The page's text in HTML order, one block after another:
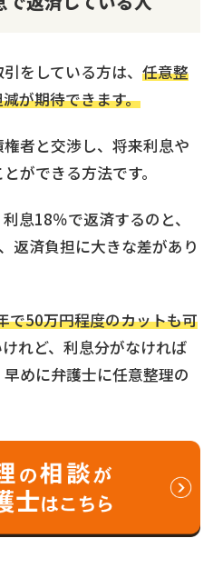
をしている方は、 任意整
が期待できます。
者と交渉し、将来利息や
ができる方法です。
息18％で返済するのと、
返済負担に大きな差があり
で50万円程度のカットも可
れど、利息分がなければ
めに弁護士に任意整理の